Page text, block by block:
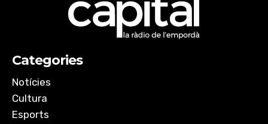
Categories
Notícies
Cultura
Esports